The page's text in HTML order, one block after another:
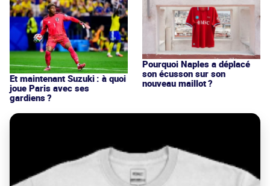
Et maintenant Suzuki : à quoi
joue Paris avec ses
gardiens ?
Pourquoi Naples a déplacé
son écusson sur son
nouveau maillot ?